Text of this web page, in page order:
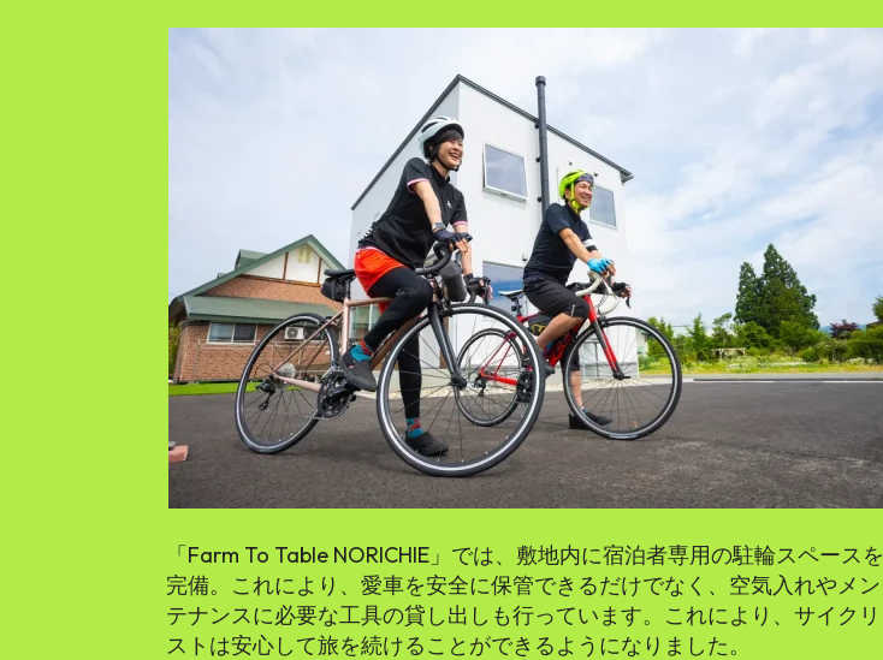
「Farm To Table NORICHIE」では、敷地内に宿泊者専用の駐輪スペースを
完備。これにより、愛車を安全に保管できるだけでなく、空気入れやメン
テナンスに必要な工具の貸し出しも行っています。これにより、サイクリ
ストは安心して旅を続けることができるようになりました。